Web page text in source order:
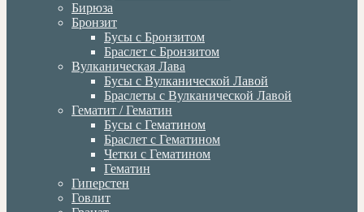
Бирюза
Бронзит
Бусы с Бронзитом
Браслет с Бронзитом
Вулканическая Лава
Бусы с Вулканической Лавой
Браслеты с Вулканической Лавой
Гематит / Гематин
Бусы с Гематином
Браслет с Гематином
Четки с Гематином
Гематин
Гиперстен
Говлит